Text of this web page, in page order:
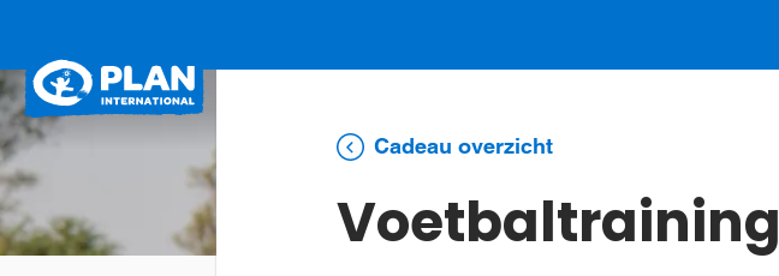
Cadeau overzicht
Voetbaltraining